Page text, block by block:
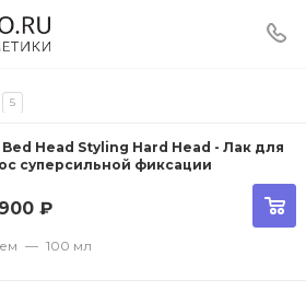
5
Bed Head Styling Hard Head - Лак для
суперсильной фиксации
900 ₽
— 100 мл